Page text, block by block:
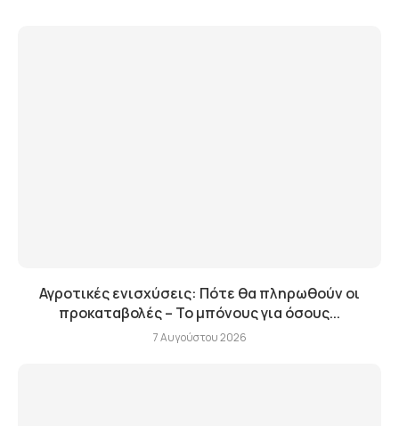
Αγροτικές ενισχύσεις: Πότε θα πληρωθούν οι
προκαταβολές – Το μπόνους για όσους...
7 Αυγούστου 2026